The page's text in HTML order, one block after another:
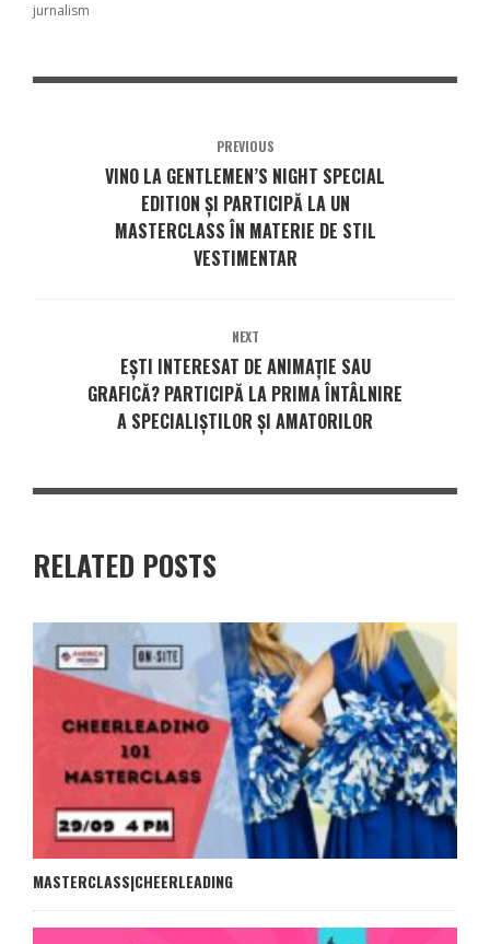
jurnalism
PREVIOUS
VINO LA GENTLEMEN’S NIGHT SPECIAL
EDITION ȘI PARTICIPĂ LA UN
MASTERCLASS ÎN MATERIE DE STIL
VESTIMENTAR
NEXT
EȘTI INTERESAT DE ANIMAȚIE SAU
GRAFICĂ? PARTICIPĂ LA PRIMA ÎNTÂLNIRE
A SPECIALIȘTILOR ȘI AMATORILOR
RELATED POSTS
MASTERCLASS|CHEERLEADING